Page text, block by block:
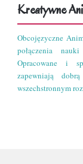
Kreatywne
Obcojęzyczne
połączenia
Opracowane i
zapewniają
wszechstronnym